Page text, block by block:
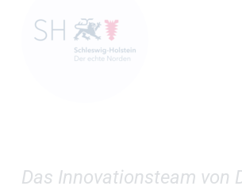
Das Innovationsteam von